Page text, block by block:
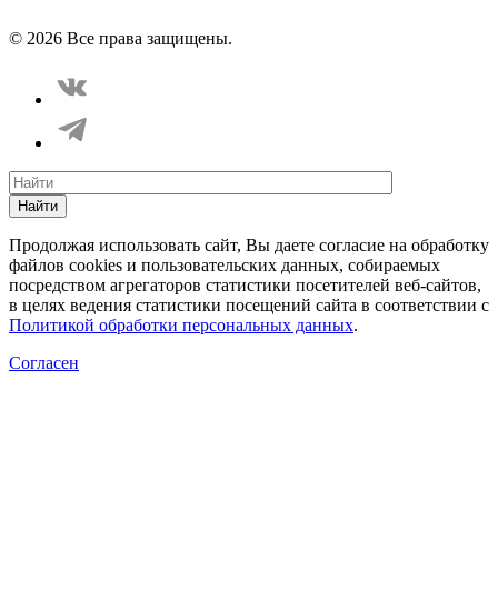
© 2026 Все права защищены.
Найти
Продолжая использовать сайт, Вы даете согласие на обработку
файлов cookies и пользовательских данных, собираемых
посредством агрегаторов статистики посетителей веб-сайтов,
в целях ведения статистики посещений сайта в соответствии с
Политикой обработки персональных данных.
Согласен